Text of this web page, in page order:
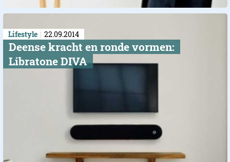
Lifestyle 22.09.2014
Deense kracht en ronde vormen:
Libratone DIVA